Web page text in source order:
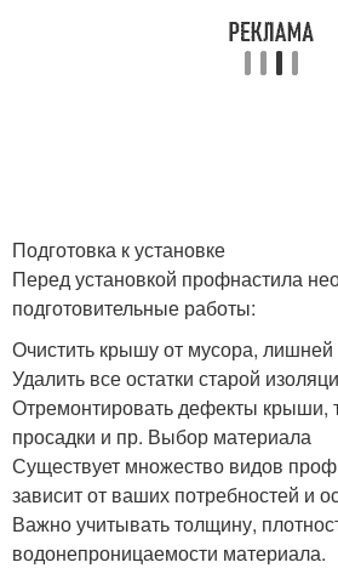
Подготовка к установке
Перед установкой профнастила
подготовительные работы:
Очистить крышу от мусора, лишней
Удалить все остатки старой
Отремонтировать дефекты крыши,
просадки и пр. Выбор материала
Существует множество видов
зависит от ваших потребностей и
Важно учитывать толщину,
водонепроницаемости материала.